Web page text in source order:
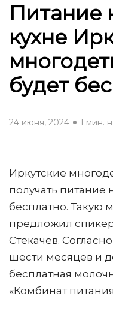
Питание
кухне
будет
24 июня, 2024 1 мин.
Иркутские
получать питание
бесплатно. Такую
предложил
Стекачев.
шести месяцев и
бесплатная
«Комбинат